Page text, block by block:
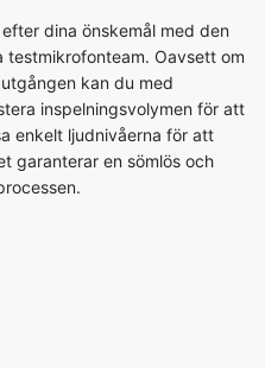
dina önskemål med den
Oavsett om
kan du med
inspelningsvolymen för att
enkelt ljudnivåerna för att
garanterar en sömlös och